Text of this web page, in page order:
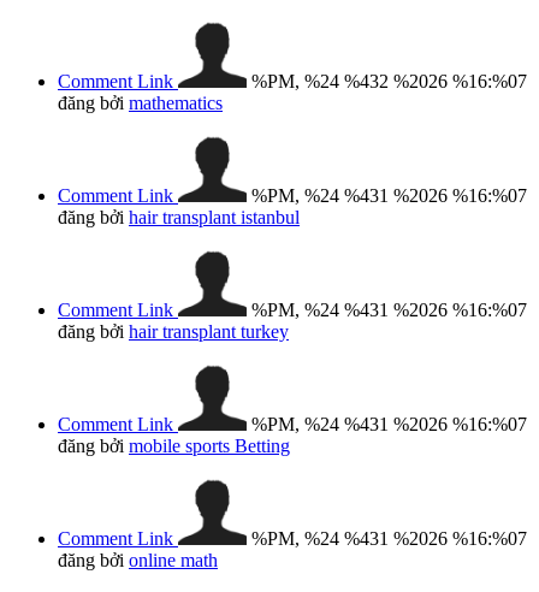
Comment Link
%PM, %24 %432 %2026 %16:%07
đăng bởi mathematics
Comment Link
%PM, %24 %431 %2026 %16:%07
đăng bởi hair transplant istanbul
Comment Link
%PM, %24 %431 %2026 %16:%07
đăng bởi hair transplant turkey
Comment Link
%PM, %24 %431 %2026 %16:%07
đăng bởi mobile sports Betting
Comment Link
%PM, %24 %431 %2026 %16:%07
đăng bởi online math